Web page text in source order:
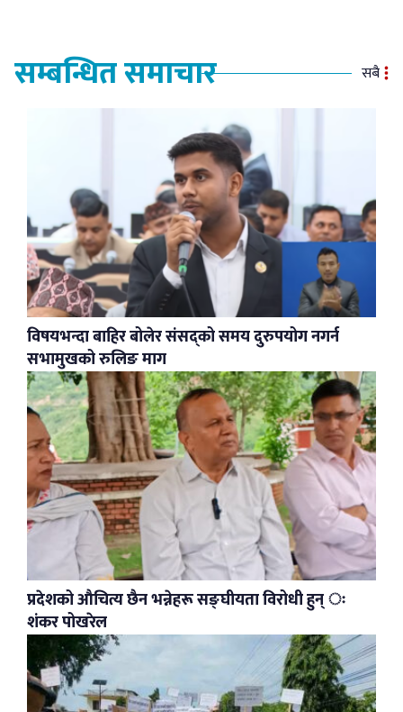
सम्बन्धित समाचार सबै
विषयभन्दा बाहिर बोलेर संसद्को समय दुरुपयोग नगर्न
सभामुखको रुलिङ माग
प्रदेशको औचित्य छैन भन्नेहरू सङ्घीयता विरोधी हुन् ः
शंकर पोखरेल